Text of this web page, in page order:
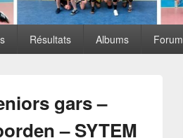
Résultats Albums Forum
gars –
– SYTEM